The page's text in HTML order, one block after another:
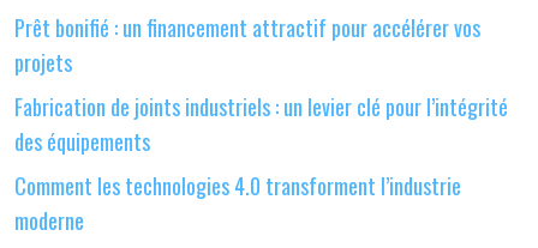
Prêt bonifié : un financement attractif pour accélérer vos
projets
Fabrication de joints industriels : un levier clé pour l’intégrité
des équipements
Comment les technologies 4.0 transforment l’industrie
moderne